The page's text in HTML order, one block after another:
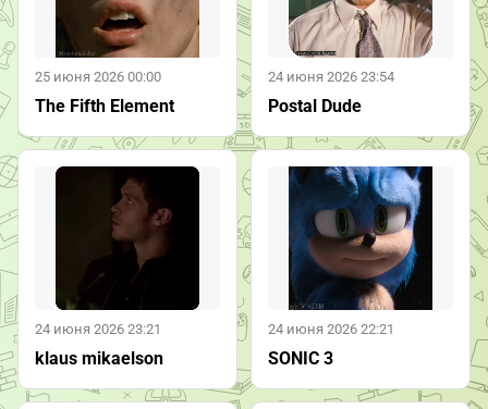
25 июня 2026 00:00
The Fifth Element
24 июня 2026 23:54
Postal Dude
24 июня 2026 23:21
klaus mikaelson
24 июня 2026 22:21
SONIC 3